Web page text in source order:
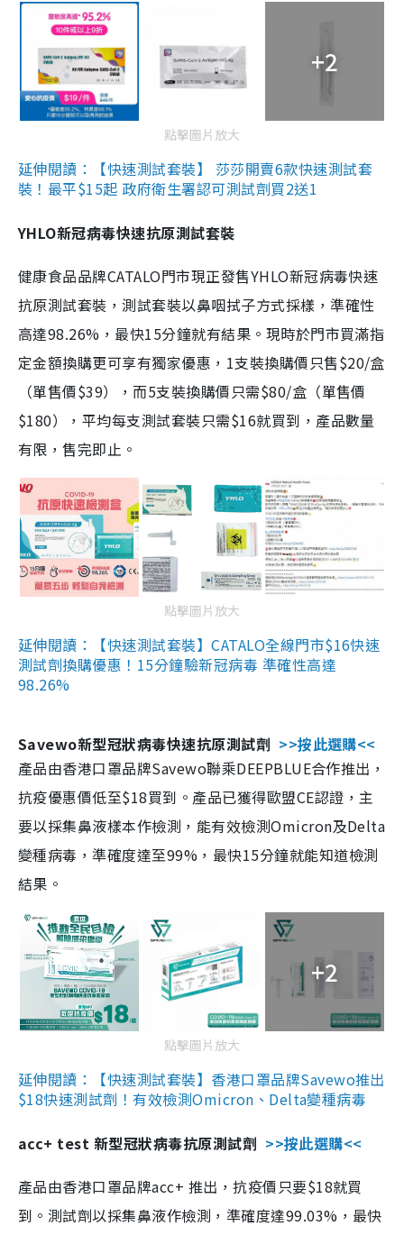
+2
點擊圖片放大
延伸閱讀：【快速測試套裝】 莎莎開賣6款快速測試套
裝！最平$15起 政府衛生署認可測試劑買2送1
YHLO新冠病毒快速抗原測試套裝
健康食品品牌CATALO門市現正發售YHLO新冠病毒快速
抗原測試套裝，測試套裝以鼻咽拭子方式採樣，準確性
高達98.26%，最快15分鐘就有結果。現時於門市買滿指
定金額換購更可享有獨家優惠，1支裝換購價只售$20/盒
（單售價$39），而5支裝換購價只需$80/盒（單售價
$180），平均每支測試套裝只需$16就買到，產品數量
有限，售完即止。
點擊圖片放大
延伸閱讀：【快速測試套裝】CATALO全線門市$16快速
測試劑換購優惠！15分鐘驗新冠病毒 準確性高達
98.26%
Savewo新型冠狀病毒快速抗原測試劑 >>按此選購<<
產品由香港口罩品牌Savewo聯乘DEEPBLUE合作推出，
抗疫優惠價低至$18買到。產品已獲得歐盟CE認證，主
要以採集鼻液樣本作檢測，能有效檢測Omicron及Delta
變種病毒，準確度達至99%，最快15分鐘就能知道檢測
結果。
+2
點擊圖片放大
延伸閱讀：【快速測試套裝】香港口罩品牌Savewo推出
$18快速測試劑！有效檢測Omicron、Delta變種病毒
acc+ test 新型冠狀病毒抗原測試劑 >>按此選購<<
產品由香港口罩品牌acc+ 推出，抗疫價只要$18就買
到。測試劑以採集鼻液作檢測，準確度達99.03%，最快